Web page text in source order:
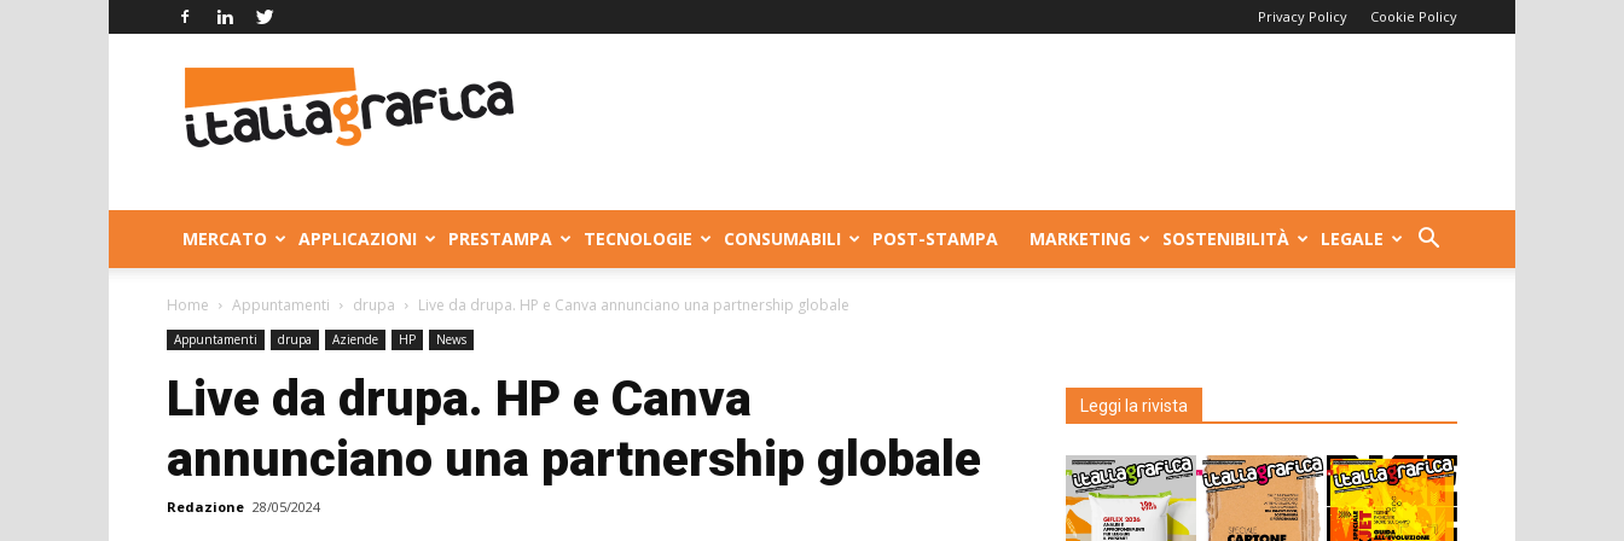
Privacy Policy Cookie Policy
Grafica
MERCATO APPLICAZIONI PRESTAMPA TECNOLOGIE CONSUMABILI POST-STAMPA MARKETING SOSTENIBILITÀ LEGALE
Home Appuntamenti drupa Live da drupa. HP e Canva annunciano una partnership globale
Appuntamenti drupa Aziende HP News
Live da drupa. HP e Canva
annunciano una partnership globale
Redazione 28/05/2024
Leggi la rivista